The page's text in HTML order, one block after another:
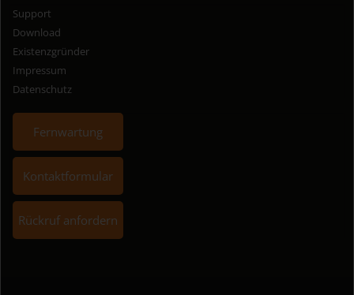
Support
Download
Existenzgründer
Impressum
Datenschutz
Fernwartung
Kontaktformular
Rückruf anfordern